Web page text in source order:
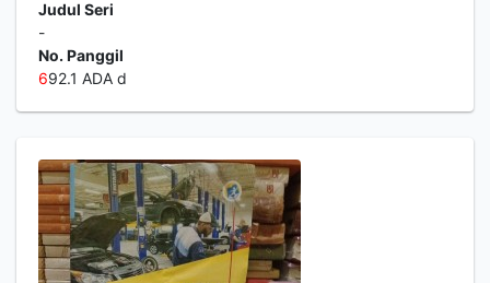
Judul Seri
-
No. Panggil
692.1 ADA d